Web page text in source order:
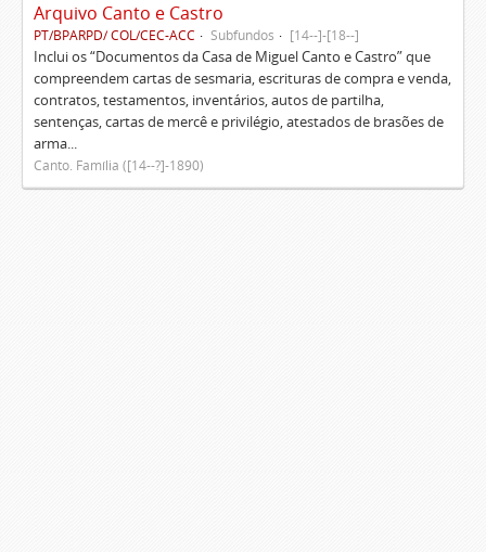
Arquivo Canto e Castro
PT/BPARPD/ COL/CEC-ACC Subfundos [14--]-[18--]
Inclui os “Documentos da Casa de Miguel Canto e Castro” que
compreendem cartas de sesmaria, escrituras de compra e venda,
contratos, testamentos, inventários, autos de partilha,
sentenças, cartas de mercê e privilégio, atestados de brasões de
arma...
Canto. Família ([14--?]-1890)